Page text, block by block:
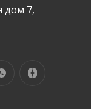
дом 7,